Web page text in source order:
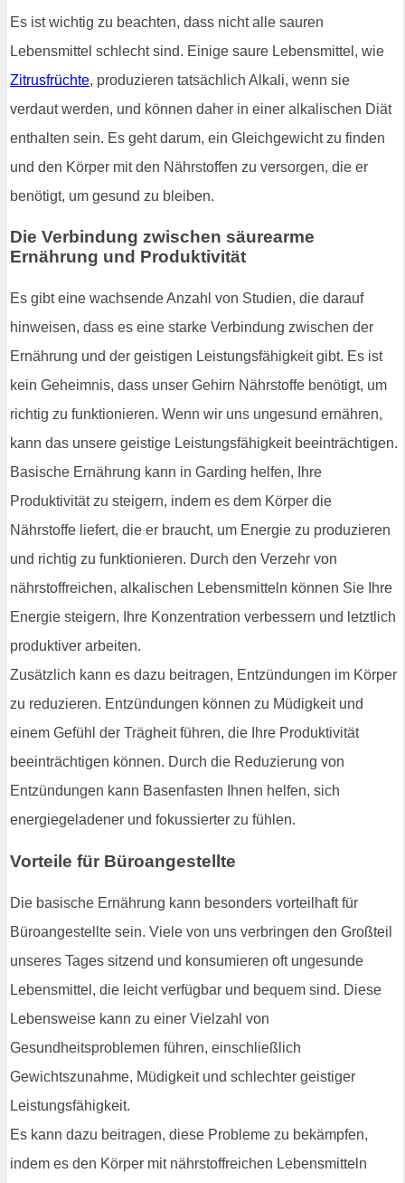
Es ist wichtig zu beachten, dass nicht alle sauren
Lebensmittel schlecht sind. Einige saure Lebensmittel, wie
Zitrusfrüchte, produzieren tatsächlich Alkali, wenn sie
verdaut werden, und können daher in einer alkalischen Diät
enthalten sein. Es geht darum, ein Gleichgewicht zu finden
und den Körper mit den Nährstoffen zu versorgen, die er
benötigt, um gesund zu bleiben.
Die Verbindung zwischen säurearme
Ernährung und Produktivität
Es gibt eine wachsende Anzahl von Studien, die darauf
hinweisen, dass es eine starke Verbindung zwischen der
Ernährung und der geistigen Leistungsfähigkeit gibt. Es ist
kein Geheimnis, dass unser Gehirn Nährstoffe benötigt, um
richtig zu funktionieren. Wenn wir uns ungesund ernähren,
kann das unsere geistige Leistungsfähigkeit beeinträchtigen.
Basische Ernährung kann in Garding helfen, Ihre
Produktivität zu steigern, indem es dem Körper die
Nährstoffe liefert, die er braucht, um Energie zu produzieren
und richtig zu funktionieren. Durch den Verzehr von
nährstoffreichen, alkalischen Lebensmitteln können Sie Ihre
Energie steigern, Ihre Konzentration verbessern und letztlich
produktiver arbeiten.
Zusätzlich kann es dazu beitragen, Entzündungen im Körper
zu reduzieren. Entzündungen können zu Müdigkeit und
einem Gefühl der Trägheit führen, die Ihre Produktivität
beeinträchtigen können. Durch die Reduzierung von
Entzündungen kann Basenfasten Ihnen helfen, sich
energiegeladener und fokussierter zu fühlen.
Vorteile für Büroangestellte
Die basische Ernährung kann besonders vorteilhaft für
Büroangestellte sein. Viele von uns verbringen den Großteil
unseres Tages sitzend und konsumieren oft ungesunde
Lebensmittel, die leicht verfügbar und bequem sind. Diese
Lebensweise kann zu einer Vielzahl von
Gesundheitsproblemen führen, einschließlich
Gewichtszunahme, Müdigkeit und schlechter geistiger
Leistungsfähigkeit.
Es kann dazu beitragen, diese Probleme zu bekämpfen,
indem es den Körper mit nährstoffreichen Lebensmitteln